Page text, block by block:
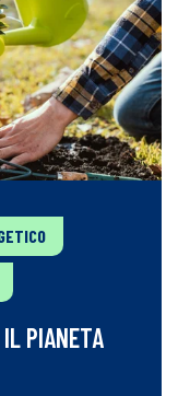
PIANETA